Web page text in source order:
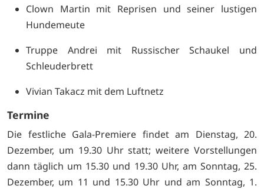
Clown Martin mit Reprisen und seiner lustigen
Hundemeute
Truppe Andrei mit Russischer Schaukel und
Schleuderbrett
Vivian Takacz mit dem Luftnetz
Termine
Die festliche Gala-Premiere findet am Dienstag, 20.
Dezember, um 19.30 Uhr statt; weitere Vorstellungen
dann täglich um 15.30 und 19.30 Uhr, am Sonntag, 25.
Dezember, um 11 und 15.30 Uhr und am Sonntag, 1.